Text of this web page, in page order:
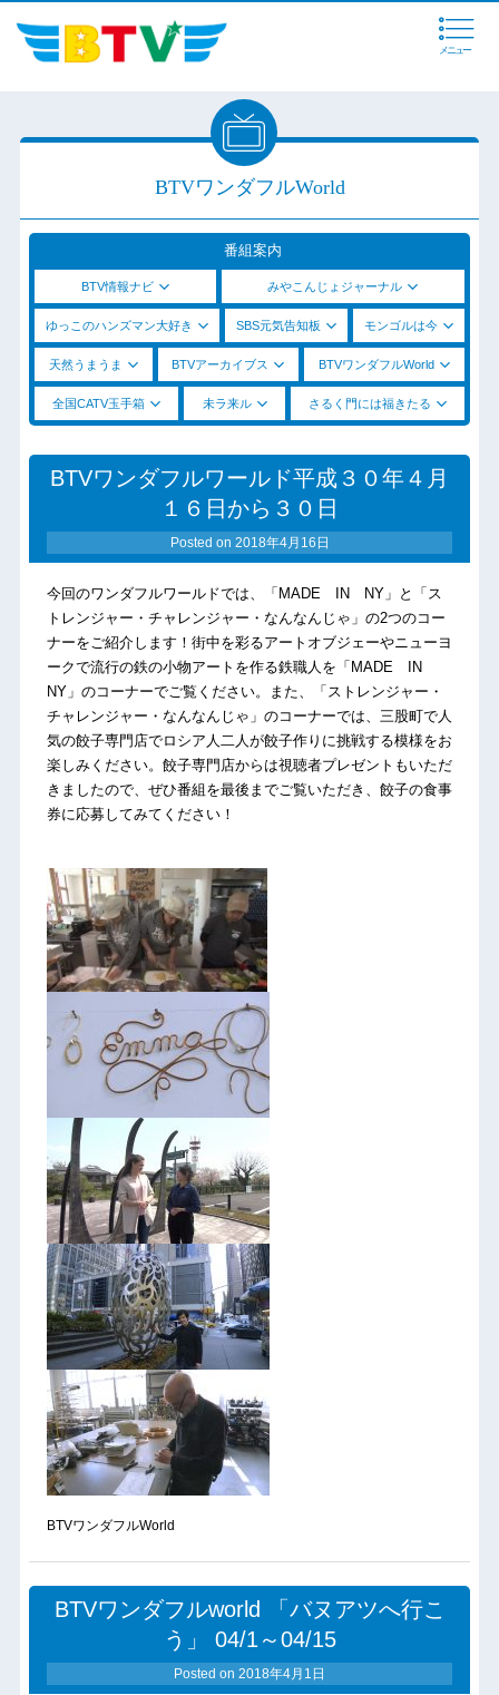
メニュー
BTVワンダフルWorld
番組案内
BTV情報ナビ みやこんじょジャーナル
ゆっこのハンズマン大好き SBS元気告知板 モンゴルは今
天然うまうま BTVアーカイブス BTVワンダフルWorld
全国CATV玉手箱 未ラ来ル さるく門には福きたる
BTVワンダフルワールド平成３０年４月
１６日から３０日
Posted on 2018年4月16日
今回のワンダフルワールドでは、「MADE IN NY」と「ス
トレンジャー・チャレンジャー・なんなんじゃ」の2つのコー
ナーをご紹介します！街中を彩るアートオブジェーやニューヨ
ークで流行の鉄の小物アートを作る鉄職人を「MADE IN
NY」のコーナーでご覧ください。また、「ストレンジャー・
チャレンジャー・なんなんじゃ」のコーナーでは、三股町で人
気の餃子専門店でロシア人二人が餃子作りに挑戦する模様をお
楽しみください。餃子専門店からは視聴者プレゼントもいただ
きましたので、ぜひ番組を最後までご覧いただき、餃子の食事
券に応募してみてください！
BTVワンダフルWorld
BTVワンダフルworld 「バヌアツへ行こ
う」 04/1～04/15
Posted on 2018年4月1日